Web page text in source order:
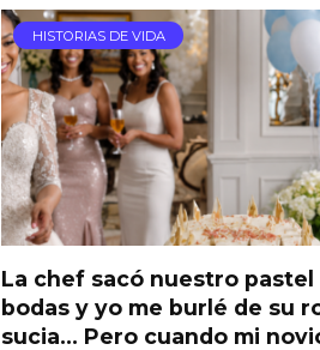
HISTORIAS DE VIDA
La chef sacó nuestro pastel
bodas y yo me burlé de su
sucia… Pero cuando mi